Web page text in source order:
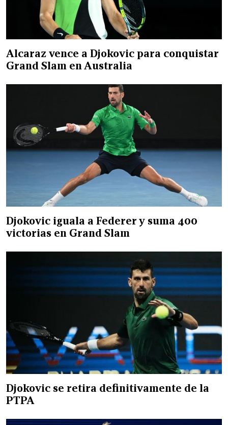
Alcaraz vence a Djokovic para conquistar
Grand Slam en Australia
Djokovic iguala a Federer y suma 400
victorias en Grand Slam
Djokovic se retira definitivamente de la
PTPA